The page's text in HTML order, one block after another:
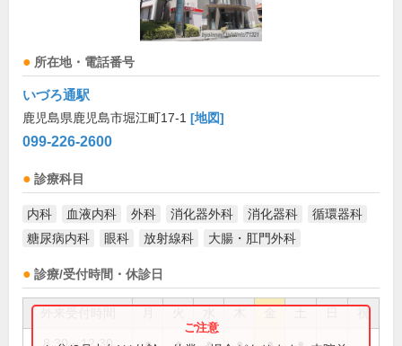
所在地・電話番号
いづろ通駅
鹿児島県鹿児島市堀江町17-1 [地図]
099-226-2600
診療科目
内科 血液内科 外科 消化器外科 消化器科
循環器科
糖尿病内科
眼科 放射線科 大腸・肛門外科
診療/受付時間・休診日
祝